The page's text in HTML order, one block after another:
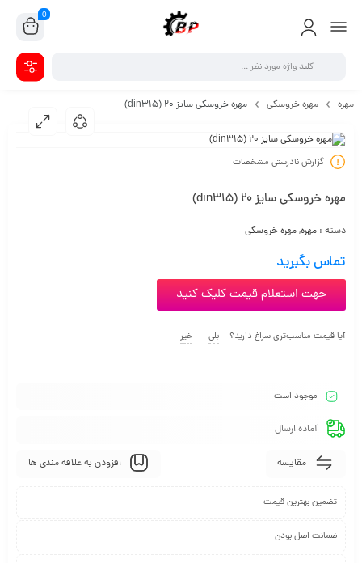
0
مهره مهره خروسکی مهره خروسکی سایز 20 (din315)
گزارش نادرستی مشخصات
مهره خروسکی سایز 20 (din315)
دسته : مهره,مهره خروسکی
تماس بگیرید
جهت استعلام قیمت کلیک کنید
آیا قیمت مناسب‌تری سراغ دارید؟ بلی خیر
موجود است
آماده ارسال
مقایسه افزودن به علاقه مندی ها
تضمین بهترین قیمت
ضمانت اصل بودن